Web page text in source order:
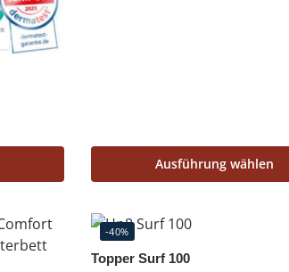
Ausführung wählen
-40%
Topper Surf 100